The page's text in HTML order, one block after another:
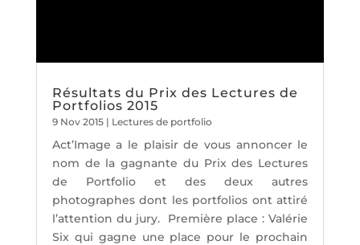
Résultats du Prix des Lectures de
Portfolios 2015
9 Nov 2015| Lectures de portfolio
Act’Image a le plaisir de vous annoncer le
nom de la gagnante du Prix des Lectures
de Portfolio et des deux autres
photographes dont les portfolios ont attiré
l’attention du jury. Première place : Valérie
Six qui gagne une place pour le prochain